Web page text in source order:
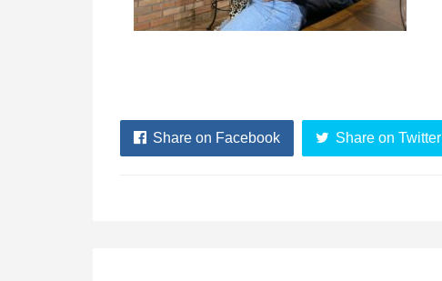
Share on Facebook Share on Twitter